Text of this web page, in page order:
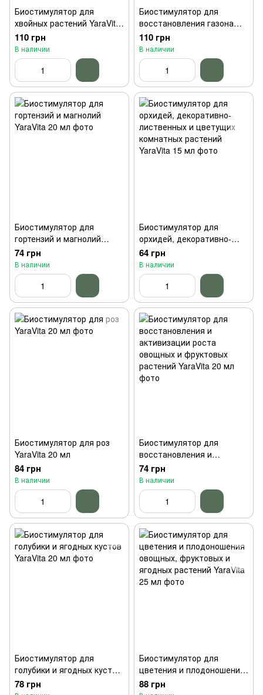
Биостимулятор для
хвойных растений YaraVita
20 мл
110 грн
В наличии
Биостимулятор для
восстановления газона
YaraVita 20 мл
110 грн
В наличии
Биостимулятор для
гортензий и магнолий
YaraVita 20 мл
74 грн
В наличии
Биостимулятор для
орхидей, декоративно-
лиственных и цветущих
комнатных растений
YaraVita 15 мл
64 грн
В наличии
Биостимулятор для роз
YaraVita 20 мл
84 грн
В наличии
Биостимулятор для
восстановления и
активизации роста
овощных и фруктовых
растений YaraVita 20 мл
74 грн
В наличии
Биостимулятор для
голубики и ягодных кустов
YaraVita 20 мл
78 грн
Биостимулятор для
цветения и плодоношения
овощных, фруктовых и
88 грн